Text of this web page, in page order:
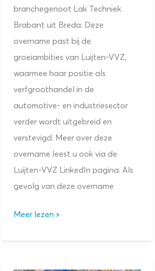
branchegenoot Lak Techniek
Brabant uit Breda. Deze
overname past bij de
groeiambities van Luijten-VVZ,
waarmee haar positie als
verfgroothandel in de
automotive- en industriesector
verder wordt uitgebreid en
verstevigd. Meer over deze
overname leest u ook via de
Luijten-VVZ LinkedIn pagina. Als
gevolg van deze overname
Paintonline.nl
Meer lezen »